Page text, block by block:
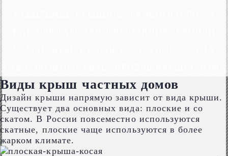
КАК СЭКОНОМИТЬ НА КРОВЛЕ КРЫШИ ДОМА
Виды крыш частных домов
Дизайн крыши напрямую зависит от вида крыши.
Существует два основных вида: плоские и со
скатом. В России повсеместно используются
скатные, плоские чаще используются в более
жарком климате.